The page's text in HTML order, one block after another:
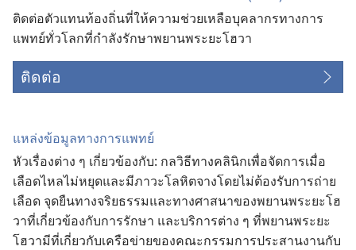
ติด​ต่อ​ตัว​แทน​ท้องถิ่น​ที่​ให้​ความ​ช่วยเหลือ​บุคลากร​ทาง​การ​
แพทย์​ทั่ว​โลก​ที่​กำลัง​รักษา​พยาน​พระ​ยะโฮวา
ติดต่อ
แหล่ง​ข้อมูล​ทาง​การ​แพทย์
หัว​เรื่อง​ต่าง ๆ เกี่ยว​ข้อง​กับ: กล​วิธี​ทาง​คลินิก​เพื่อ​จัด​การ​เมื่อ​
เลือด​ไหล​ไม่​หยุด​และ​มี​ภาวะ​โลหิต​จาง​โดย​ไม่​ต้อง​รับ​การ​ถ่าย​
เลือด จุด​ยืน​ทาง​จริยธรรม​และ​ทาง​ศาสนา​ของ​พยาน​พระ​ยะโฮ
วา​ที่​เกี่ยว​ข้อง​กับ​การ​รักษา และ​บริการ​ต่าง ๆ ที่​พยาน​พระ​ยะ
โฮวา​มี​ที่​เกี่ยว​กับ​เครือ​ข่าย​ของ​คณะ​กรรมการ​ประสาน​งาน​กับ​